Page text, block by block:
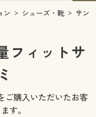
ン シューズ・靴 サン
フィットサ
ご購入いただいたお客
す。